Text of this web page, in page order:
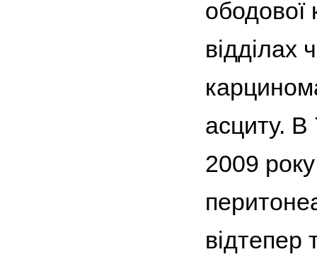
ободової
асциту. В
2009
відтепер